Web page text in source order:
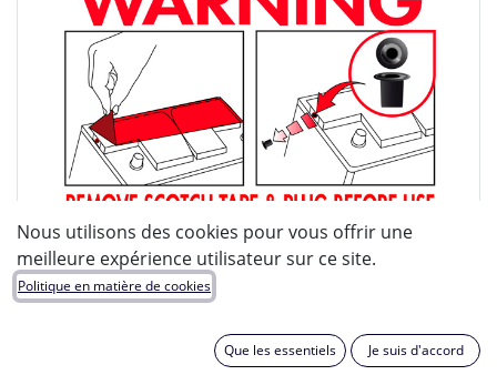
Nous utilisons des cookies pour vous offrir une
meilleure expérience utilisateur sur ce site.
Politique en matière de cookies
Que les essentiels Je suis d'accord